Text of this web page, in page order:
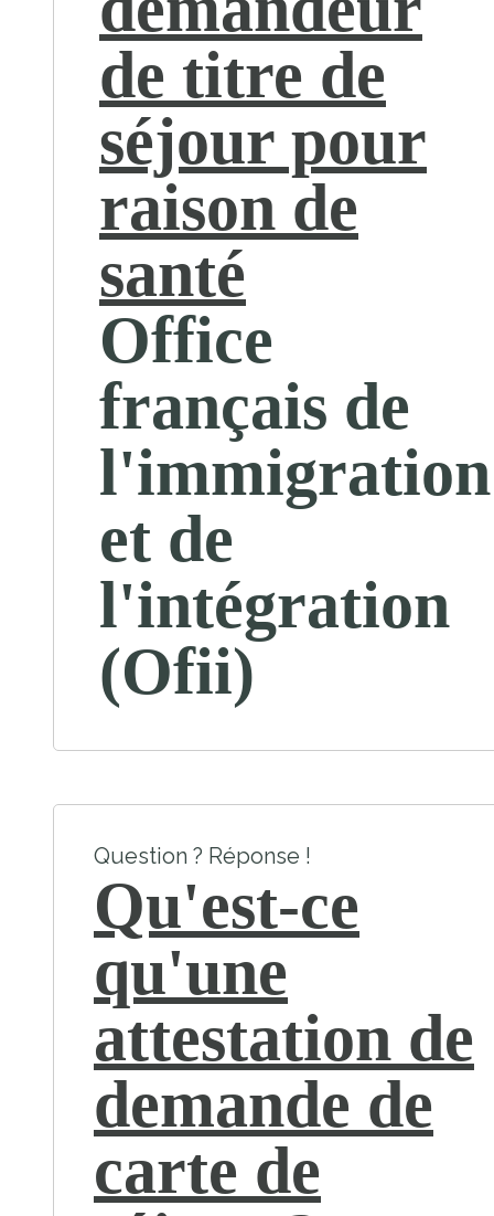
de titre de
séjour pour
raison de
santé
Office
français de
l'immigration
et de
l'intégration
(Ofii)
Question ? Réponse !
Qu'est-ce
qu'une
attestation de
demande de
carte de